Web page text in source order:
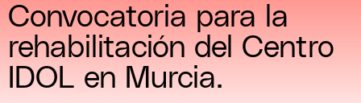
Convocatoria para la
rehabilitación del Centro
IDOL en Murcia.